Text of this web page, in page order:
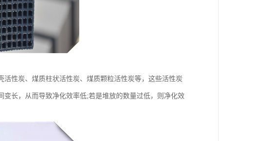
性炭、煤质柱状活性炭、煤质颗粒活性炭等，这些活性炭
长，从而导致净化效率低;若是堆放的数量过低，则净化效